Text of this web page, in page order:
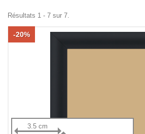
Résultats 1 - 7 sur 7.
3.5 cm
-20%